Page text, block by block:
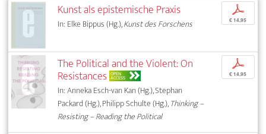
Kunst als epistemische Praxis
In: Elke Bippus (Hg.),Kunst des Forschens
p
€ 14,95
The Political and the Violent: On
Resistances OPEN
ACCESS
In: Anneka Esch-van Kan (Hg.), Stephan
Packard (Hg.), Philipp Schulte (Hg.),Thinking –
Resisting – Reading the Political
p
€ 14,95